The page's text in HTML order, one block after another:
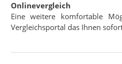
Onlinevergleich
Eine weitere komfortable
Vergleichsportal das Ihnen